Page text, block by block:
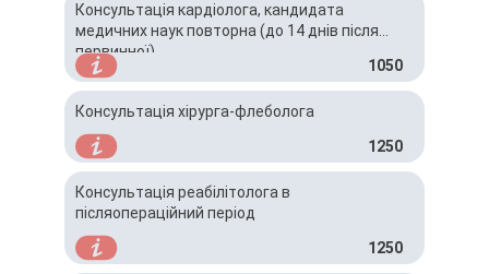
Консультація кардіолога, кандидата
медичних наук повторна (до 14 днів після
первинної)
1050
Консультація хірурга-флеболога
1250
Консультація реабілітолога в
післяопераційний період
1250